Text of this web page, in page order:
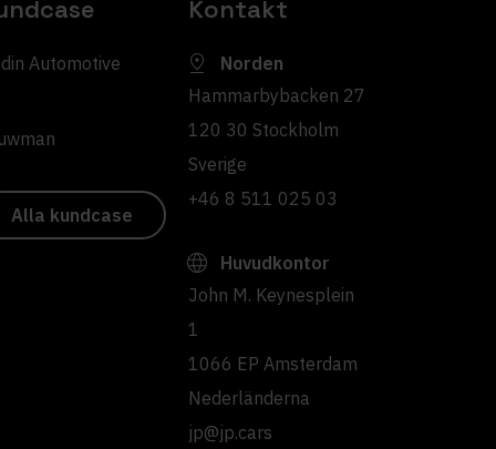
Automotive
Alla kundcase
Kontakt
Norden
Hammarbybacken 27
120 30 Stockholm
Sverige
+46 8 511 025 03
Huvudkontor
John M. Keynesplein
1
1066 EP Amsterdam
Nederländerna
jp@jp.cars